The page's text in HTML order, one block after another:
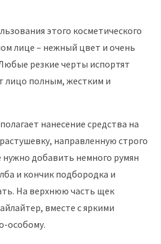
этого косметического
лице – нежный цвет и очень
резкие черты испортят
лицо полным, жестким и
нанесение средства на
направленную строго
нужно добавить немного румян
и кончик подбородка и
На верхнюю часть щек
вместе с яркими
особому.